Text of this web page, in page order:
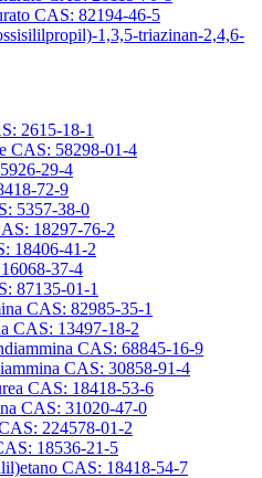
CAS: 82194-46-5
1,3,5-triazinan-2,4,6-
2615-18-1
CAS: 58298-01-4
29-4
72-9
5357-38-0
18297-76-2
18406-41-2
37-4
87135-01-1
CAS: 82985-35-1
CAS: 13497-18-2
CAS: 68845-16-9
CAS: 30858-91-4
CAS: 18418-53-6
CAS: 31020-47-0
224578-01-2
18536-21-5
CAS: 18418-54-7